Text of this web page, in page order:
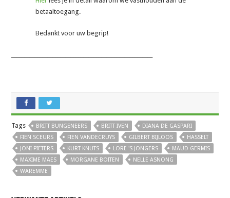
betaaltoegang.
Bedankt voor uw begrip!
Tags BRITT BUNGENEERS BRITT IVEN
DIANA DE GASPARI
FIEN SCEURS
FIEN VANDECRUYS GILBERT BIJLOOS
HASSELT
JONI PIETERS
KURT KNUTS LORE 'S JONGERS
MAUD GERMIS
MAXIME MAES
MORGANE BOITEN
NELLE ASNONG
WAREMME